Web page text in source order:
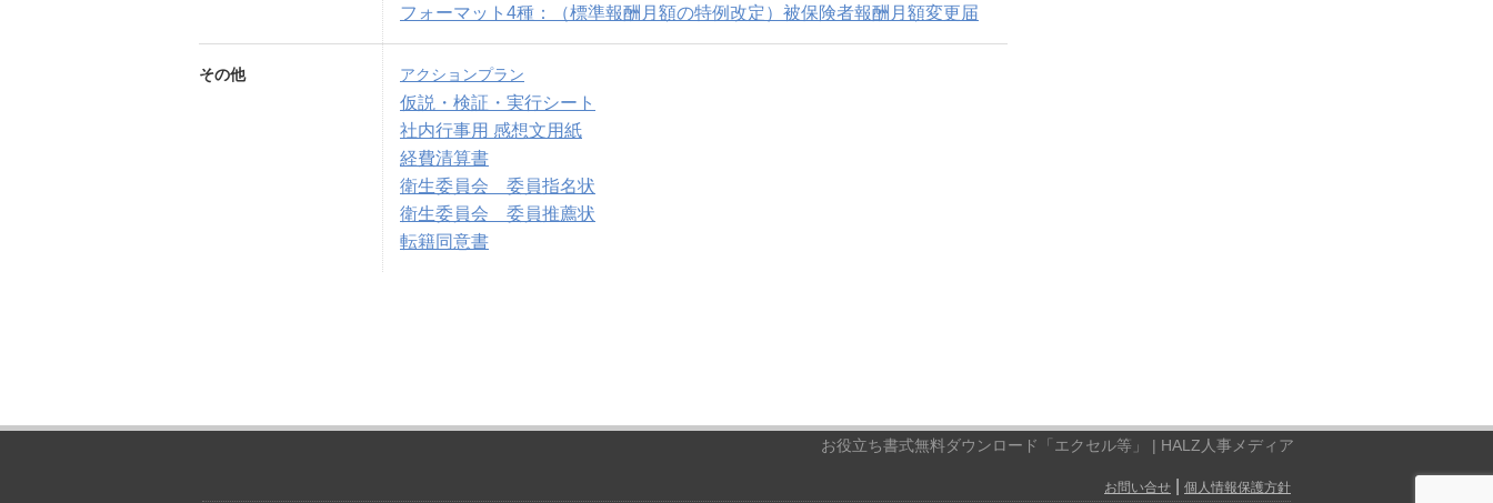
フォーマット4種：（標準報酬月額の特例改定）被保険者報酬月額変更届
その他 アクションプラン
仮説・検証・実行シート
社内行事用 感想文用紙
経費清算書
衛生委員会 委員指名状
衛生委員会 委員推薦状
転籍同意書
お役立ち書式無料ダウンロード「エクセル等」 | HALZ人事メディア
お問い合せ 個人情報保護方針